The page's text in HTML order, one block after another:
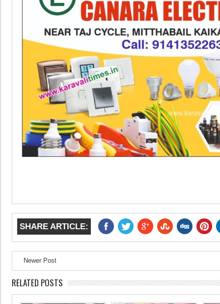
SHARE ARTICLE:
Newer Post
RELATED POSTS